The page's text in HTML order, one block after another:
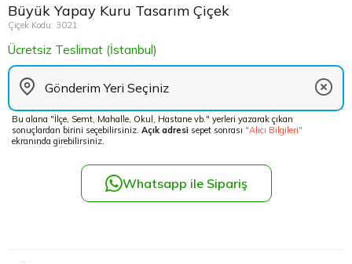
Büyük Yapay Kuru Tasarım Çiçek
Çiçek Kodu: 3021
Ücretsiz Teslimat (İstanbul)
Bu alana "İlçe, Semt, Mahalle, Okul, Hastane vb." yerleri yazarak çıkan
sonuçlardan birini seçebilirsiniz. Açık adresi sepet sonrası "Alıcı Bilgileri"
ekranında girebilirsiniz.
Whatsapp ile Sipariş
Vip
Fatih